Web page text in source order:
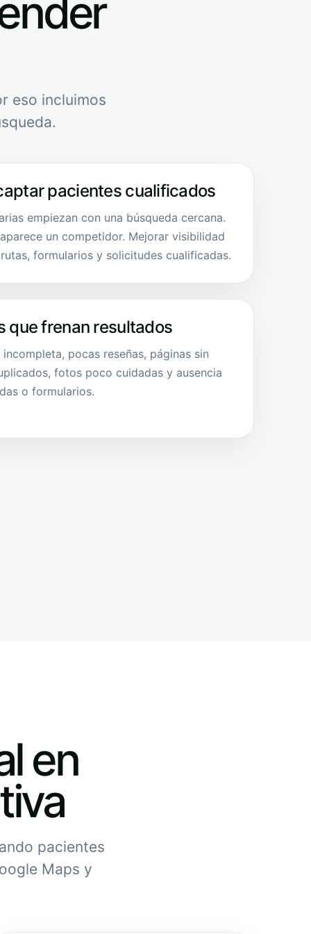
eso incluimos
pacientes cualificados
empiezan con una búsqueda cercana.
un competidor. Mejorar visibilidad
formularios y solicitudes cualificadas.
que frenan resultados
pocas reseñas, páginas sin
fotos poco cuidadas y ausencia
o formularios.
en
pacientes
Maps y